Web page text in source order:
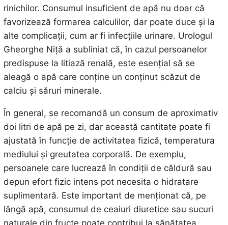
rinichilor. Consumul insuficient de apă nu doar că
favorizează formarea calculilor, dar poate duce și la
alte complicații, cum ar fi infecțiile urinare. Urologul
Gheorghe Niță a subliniat că, în cazul persoanelor
predispuse la litiază renală, este esențial să se
aleagă o apă care conține un conținut scăzut de
calciu și săruri minerale.
În general, se recomandă un consum de aproximativ
doi litri de apă pe zi, dar această cantitate poate fi
ajustată în funcție de activitatea fizică, temperatura
mediului și greutatea corporală. De exemplu,
persoanele care lucrează în condiții de căldură sau
depun efort fizic intens pot necesita o hidratare
suplimentară. Este important de menționat că, pe
lângă apă, consumul de ceaiuri diuretice sau sucuri
naturale din fructe poate contribui la sănătatea